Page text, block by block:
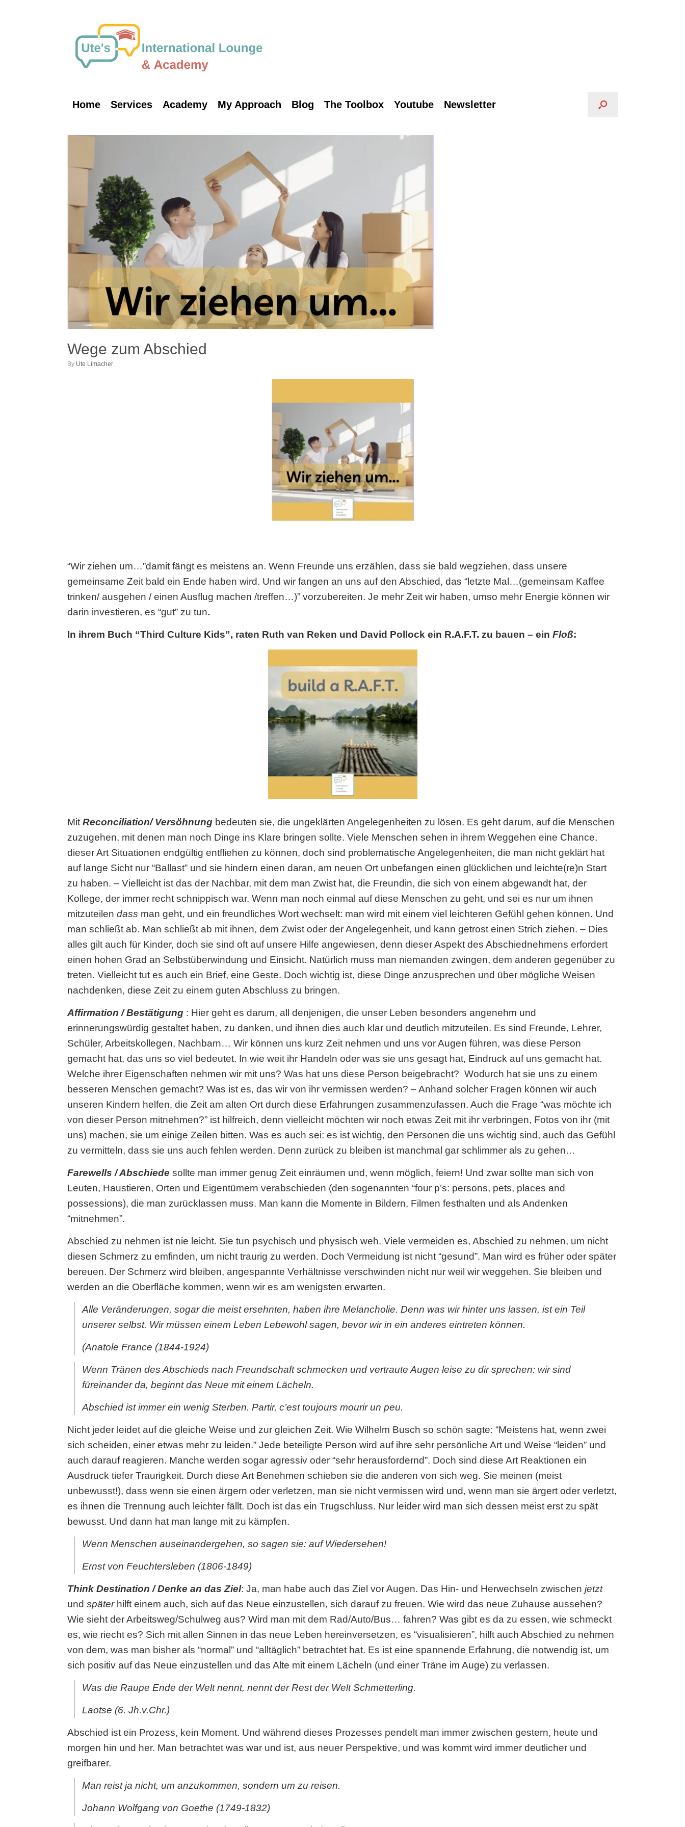
Home Services Academy My Approach Blog The Toolbox Youtube Newsletter
Wege zum Abschied
by Ute Limacher
“Wir ziehen um…”damit fängt es meistens an. Wenn Freunde uns erzählen, dass sie bald wegziehen, dass unsere
gemeinsame Zeit bald ein Ende haben wird. Und wir fangen an uns auf den Abschied, das “letzte Mal…(gemeinsam Kaffee
trinken/ ausgehen / einen Ausflug machen /treffen…)” vorzubereiten. Je mehr Zeit wir haben, umso mehr Energie können wir
darin investieren, es “gut” zu tun.
In ihrem Buch “Third Culture Kids”, raten Ruth van Reken und David Pollock ein R.A.F.T. zu bauen – ein Floß:
Mit Reconciliation/ Versöhnung bedeuten sie, die ungeklärten Angelegenheiten zu lösen. Es geht darum, auf die Menschen
zuzugehen, mit denen man noch Dinge ins Klare bringen sollte. Viele Menschen sehen in ihrem Weggehen eine Chance,
dieser Art Situationen endgültig entfliehen zu können, doch sind problematische Angelegenheiten, die man nicht geklärt hat
auf lange Sicht nur “Ballast” und sie hindern einen daran, am neuen Ort unbefangen einen glücklichen und leichte(re)n Start
zu haben. – Vielleicht ist das der Nachbar, mit dem man Zwist hat, die Freundin, die sich von einem abgewandt hat, der
Kollege, der immer recht schnippisch war. Wenn man noch einmal auf diese Menschen zu geht, und sei es nur um ihnen
mitzuteilen dass man geht, und ein freundliches Wort wechselt: man wird mit einem viel leichteren Gefühl gehen können. Und
man schließt ab. Man schließt ab mit ihnen, dem Zwist oder der Angelegenheit, und kann getrost einen Strich ziehen. – Dies
alles gilt auch für Kinder, doch sie sind oft auf unsere Hilfe angewiesen, denn dieser Aspekt des Abschiednehmens erfordert
einen hohen Grad an Selbstüberwindung und Einsicht. Natürlich muss man niemanden zwingen, dem anderen gegenüber zu
treten. Vielleicht tut es auch ein Brief, eine Geste. Doch wichtig ist, diese Dinge anzusprechen und über mögliche Weisen
nachdenken, diese Zeit zu einem guten Abschluss zu bringen.
Affirmation / Bestätigung : Hier geht es darum, all denjenigen, die unser Leben besonders angenehm und
erinnerungswürdig gestaltet haben, zu danken, und ihnen dies auch klar und deutlich mitzuteilen. Es sind Freunde, Lehrer,
Schüler, Arbeitskollegen, Nachbarn… Wir können uns kurz Zeit nehmen und uns vor Augen führen, was diese Person
gemacht hat, das uns so viel bedeutet. In wie weit ihr Handeln oder was sie uns gesagt hat, Eindruck auf uns gemacht hat.
Welche ihrer Eigenschaften nehmen wir mit uns? Was hat uns diese Person beigebracht? Wodurch hat sie uns zu einem
besseren Menschen gemacht? Was ist es, das wir von ihr vermissen werden? – Anhand solcher Fragen können wir auch
unseren Kindern helfen, die Zeit am alten Ort durch diese Erfahrungen zusammenzufassen. Auch die Frage “was möchte ich
von dieser Person mitnehmen?” ist hilfreich, denn vielleicht möchten wir noch etwas Zeit mit ihr verbringen, Fotos von ihr (mit
uns) machen, sie um einige Zeilen bitten. Was es auch sei: es ist wichtig, den Personen die uns wichtig sind, auch das Gefühl
zu vermitteln, dass sie uns auch fehlen werden. Denn zurück zu bleiben ist manchmal gar schlimmer als zu gehen…
Farewells / Abschiede sollte man immer genug Zeit einräumen und, wenn möglich, feiern! Und zwar sollte man sich von
Leuten, Haustieren, Orten und Eigentümern verabschieden (den sogenannten “four p’s: persons, pets, places and
possessions), die man zurücklassen muss. Man kann die Momente in Bildern, Filmen festhalten und als Andenken
“mitnehmen”.
Abschied zu nehmen ist nie leicht. Sie tun psychisch und physisch weh. Viele vermeiden es, Abschied zu nehmen, um nicht
diesen Schmerz zu emfinden, um nicht traurig zu werden. Doch Vermeidung ist nicht “gesund”. Man wird es früher oder später
bereuen. Der Schmerz wird bleiben, angespannte Verhältnisse verschwinden nicht nur weil wir weggehen. Sie bleiben und
werden an die Oberfläche kommen, wenn wir es am wenigsten erwarten.
Alle Veränderungen, sogar die meist ersehnten, haben ihre Melancholie. Denn was wir hinter uns lassen, ist ein Teil
unserer selbst. Wir müssen einem Leben Lebewohl sagen, bevor wir in ein anderes eintreten können.
(Anatole France (1844-1924)
Wenn Tränen des Abschieds nach Freundschaft schmecken und vertraute Augen leise zu dir sprechen: wir sind
füreinander da, beginnt das Neue mit einem Lächeln.
Abschied ist immer ein wenig Sterben. Partir, c’est toujours mourir un peu.
Nicht jeder leidet auf die gleiche Weise und zur gleichen Zeit. Wie Wilhelm Busch so schön sagte: “Meistens hat, wenn zwei
sich scheiden, einer etwas mehr zu leiden.” Jede beteiligte Person wird auf ihre sehr persönliche Art und Weise “leiden” und
auch darauf reagieren. Manche werden sogar agressiv oder “sehr herausfordernd”. Doch sind diese Art Reaktionen ein
Ausdruck tiefer Traurigkeit. Durch diese Art Benehmen schieben sie die anderen von sich weg. Sie meinen (meist
unbewusst!), dass wenn sie einen ärgern oder verletzen, man sie nicht vermissen wird und, wenn man sie ärgert oder verletzt,
es ihnen die Trennung auch leichter fällt. Doch ist das ein Trugschluss. Nur leider wird man sich dessen meist erst zu spät
bewusst. Und dann hat man lange mit zu kämpfen.
Wenn Menschen auseinandergehen, so sagen sie: auf Wiedersehen!
Ernst von Feuchtersleben (1806-1849)
Think Destination / Denke an das Ziel: Ja, man habe auch das Ziel vor Augen. Das Hin- und Herwechseln zwischen jetzt
und späterhilft einem auch, sich auf das Neue einzustellen, sich darauf zu freuen. Wie wird das neue Zuhause aussehen?
Wie sieht der Arbeitsweg/Schulweg aus? Wird man mit dem Rad/Auto/Bus… fahren? Was gibt es da zu essen, wie schmeckt
es, wie riecht es? Sich mit allen Sinnen in das neue Leben hereinversetzen, es “visualisieren”, hilft auch Abschied zu nehmen
von dem, was man bisher als “normal” und “alltäglich” betrachtet hat. Es ist eine spannende Erfahrung, die notwendig ist, um
sich positiv auf das Neue einzustellen und das Alte mit einem Lächeln (und einer Träne im Auge) zu verlassen.
Was die Raupe Ende der Welt nennt, nennt der Rest der Welt Schmetterling.
Laotse (6. Jh.v.Chr.)
Abschied ist ein Prozess, kein Moment. Und während dieses Prozesses pendelt man immer zwischen gestern, heute und
morgen hin und her. Man betrachtet was war und ist, aus neuer Perspektive, und was kommt wird immer deutlicher und
greifbarer.
Man reist ja nicht, um anzukommen, sondern um zu reisen.
Johann Wolfgang von Goethe (1749-1832)